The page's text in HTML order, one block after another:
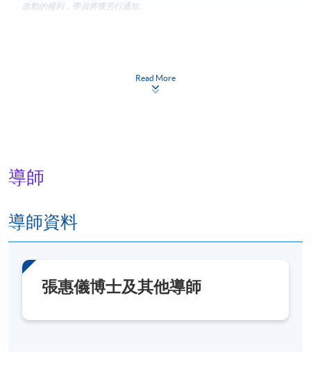
改動的權利，學員將獲另行通知。
約2年，約212小時
地點
港大保良何鴻燊社區書院
Read More
導師
導師資料
張惠儀博士及其他導師